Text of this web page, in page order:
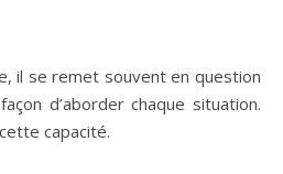
il se remet souvent en question
d’aborder chaque situation.
capacité.